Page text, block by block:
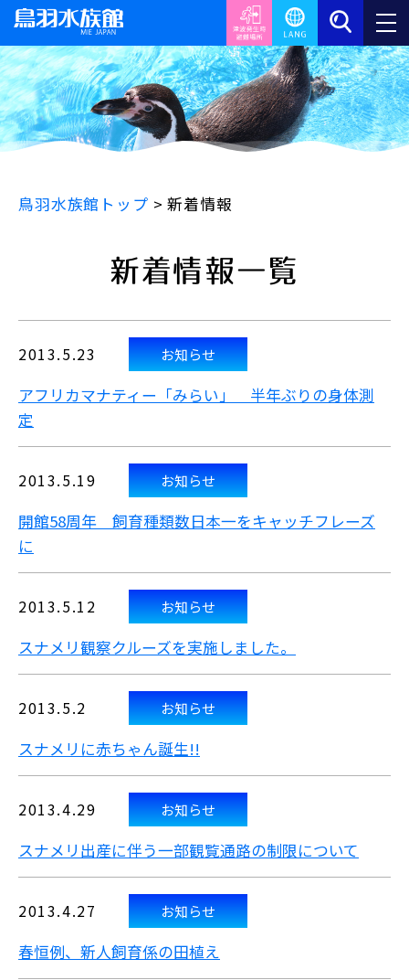
鳥羽水族館トップ >新着情報
新着情報一覧
2013.5.23 お知らせ
アフリカマナティー「みらい」 半年ぶりの身体測
定
2013.5.19 お知らせ
開館58周年 飼育種類数日本一をキャッチフレーズ
に
2013.5.12 お知らせ
スナメリ観察クルーズを実施しました。
2013.5.2 お知らせ
スナメリに赤ちゃん誕生!!
2013.4.29 お知らせ
スナメリ出産に伴う一部観覧通路の制限について
2013.4.27 お知らせ
春恒例、新人飼育係の田植え